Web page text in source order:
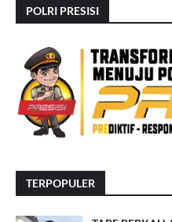
POLRI PRESISI
TERPOPULER